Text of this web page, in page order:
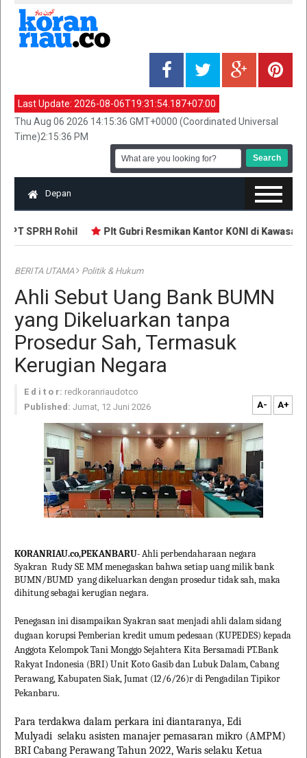
Last Update: 2026-08-06T19:31:54.187+07:00
Thu Aug 06 2026 14:15:36 GMT+0000 (Coordinated Universal
Time)2:15:36 PM
Depan
SPRH Rohil Plt Gubri Resmikan Kantor KONI di Kawasan
BERITA UTAMA Politik & Hukum
Ahli Sebut Uang Bank BUMN
yang Dikeluarkan tanpa
Prosedur Sah, Termasuk
Kerugian Negara
E d i t o r: redkoranriaudotco
Published: Jumat, 12 Juni 2026 A- A+
KORANRIAU.co,PEKANBARU-Ahli perbendaharaan negara
Syakran Rudy SE MM menegaskan bahwa setiap uang milik bank
BUMN/BUMD yang dikeluarkan dengan prosedur tidak sah, maka
dihitung sebagai kerugian negara.
Penegasan ini disampaikan Syakran saat menjadi ahli dalam sidang
dugaan korupsi Pemberian kredit umum pedesaan (KUPEDES) kepada
Anggota Kelompok Tani Monggo Sejahtera Kita Bersamadi PT.Bank
Rakyat Indonesia (BRI) Unit Koto Gasib dan Lubuk Dalam, Cabang
Perawang, Kabupaten Siak, Jumat (12/6/26)r di Pengadilan Tipikor
Pekanbaru.
Para terdakwa dalam perkara ini diantaranya, Edi
Mulyadi selaku asisten manajer pemasaran mikro (AMPM)
BRI Cabang Perawang Tahun 2022, Waris selaku Ketua